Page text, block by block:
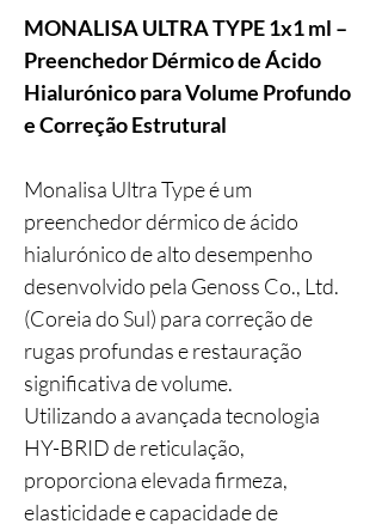
MONALISA ULTRA TYPE 1x1 ml –
Preenchedor Dérmico de Ácido
Hialurónico para Volume Profundo
e Correção Estrutural
Monalisa Ultra Type é um
preenchedor dérmico de ácido
hialurónico de alto desempenho
desenvolvido pela Genoss Co., Ltd.
(Coreia do Sul) para correção de
rugas profundas e restauração
significativa de volume.
Utilizando a avançada tecnologia
HY-BRID de reticulação,
proporciona elevada firmeza,
elasticidade e capacidade de